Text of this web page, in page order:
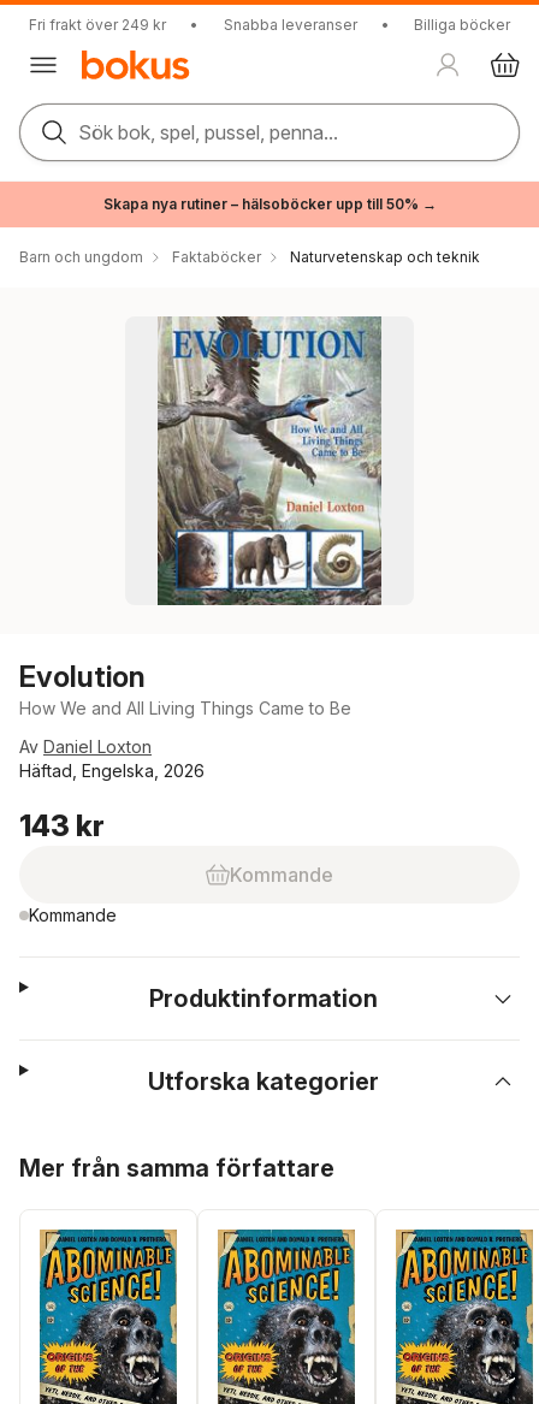
Fri frakt över 249 kr • Snabba leveranser • Billiga böcker
Sök bok, spel, pussel, penna...
Skapa nya rutiner – hälsoböcker upp till 50% →
Barn och ungdom Faktaböcker Naturvetenskap och teknik
Evolution
How We and All Living Things Came to Be
Av Daniel Loxton
Häftad, Engelska, 2026
143 kr
Kommande
Kommande
Produktinformation
Utforska kategorier
Mer från samma författare